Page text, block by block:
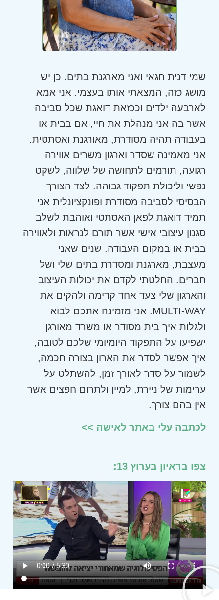
שמי דנית חגאי ואני מארגנת בתים. כן יש
מושג כזה, המצאתי אותו בעצמי. אני אמא
לארבעה ילדים וככזאת דואגת שכל סביבה
אשר בה אני מנהלת את חיי, אם בבית או
בעבודה תהיה מסודרת, מאורגנת ואסתטית.
אני מאמינה שסדר וארגון משרים אווירה
רגועה, תורמים לתחושה של שלווה, לשקט
נפשי וליכולת תפקוד גבוהה. לצד הצורך
הבסיסי לסביבה מסודרת ופונקציונלית אני
תמיד דואגת לפאן האסתטי ואוהבת לשלב
סגנון עיצובי אישי אשר תורם לנראות ולאווירה
בבית או במקום העבודה. שנים שאני
מעצבת, מארגנת ומסדרת בתים שלי ושל
חברים. החלטתי לקדם את יכולות העיצוב
והארגון שלי צעד אחד קדימה ולהקים את
MULTI-WAY. אני מזמינה אתכם לבוא
ולגלות איך בית מסודר או משרד מאורגן
ישפיעו על התפקוד היומיומי שלכם לטובה,
איך אפשר לסדר את הארון בצורה חכמה,
לשמור על סדר לאורך זמן, להשתלט על
ערימות של ניירת, למיין ולתרום חפצים אשר
אין בהם צורך.
לכתבה עלי באתר לאישה >>
צפו בראיון בערוץ 13: